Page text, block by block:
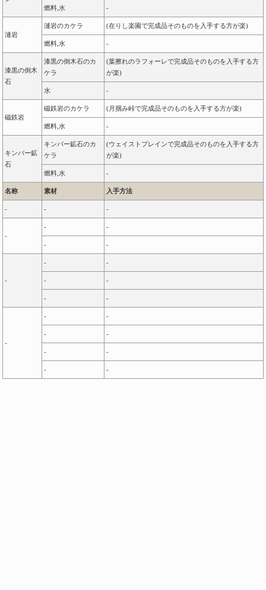
燃料,水
-
漣岩
漣岩のカケラ (在りし楽園で完成品そのものを入手する方が楽)
燃料,水 -
漆黒の倒木
石
漆黒の倒木石のカ
ケラ
(葉擦れのラフォーレで完成品そのものを入手する方
が楽)
水 -
磁鉄岩
磁鉄岩のカケラ (月掴み峠で完成品そのものを入手する方が楽)
燃料,水 -
キンバー鉱
石
キンバー鉱石のカ
ケラ
(ウェイストプレインで完成品そのものを入手する方
が楽)
燃料,水 -
名称 素材 入手方法
- - -
-
- -
- -
-
- -
- -
- -
-
- -
- -
- -
- -